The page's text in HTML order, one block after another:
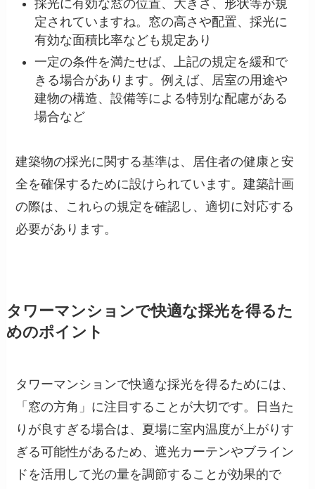
採光に有効な窓の位置、大きさ、形状等が規
定されていますね。窓の高さや配置、採光に
有効な面積比率なども規定あり
一定の条件を満たせば、上記の規定を緩和で
きる場合があります。例えば、居室の用途や
建物の構造、設備等による特別な配慮がある
場合など
建築物の採光に関する基準は、居住者の健康と安
全を確保するために設けられています。建築計画
の際は、これらの規定を確認し、適切に対応する
必要があります。
タワーマンションで快適な採光を得るた
めのポイント
タワーマンションで快適な採光を得るためには、
「窓の方角」に注目することが大切です。日当た
りが良すぎる場合は、夏場に室内温度が上がりす
ぎる可能性があるため、遮光カーテンやブライン
ドを活用して光の量を調節することが効果的で